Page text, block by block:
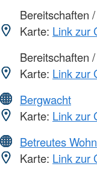
Bereitschaften
Karte: Link zur
Bereitschaften
Karte: Link zur
Bergwacht
Karte: Link zur
Betreutes
Karte: Link zur